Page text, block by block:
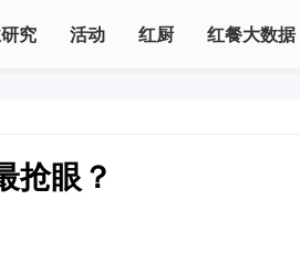
究 活动 红厨 红餐大数据
抢眼？